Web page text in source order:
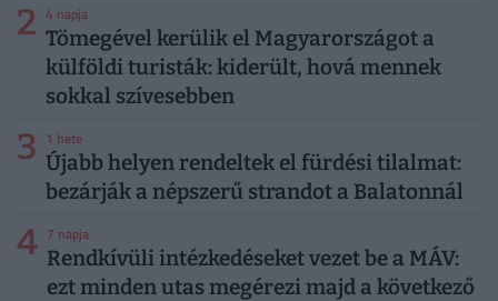
2 4 napja
Tömegével kerülik el Magyarországot a
külföldi turisták: kiderült, hová mennek
sokkal szívesebben
3 1 hete
Újabb helyen rendeltek el fürdési tilalmat:
bezárják a népszerű strandot a Balatonnál
4 7 napja
Rendkívüli intézkedéseket vezet be a MÁV:
ezt minden utas megérezi majd a következő